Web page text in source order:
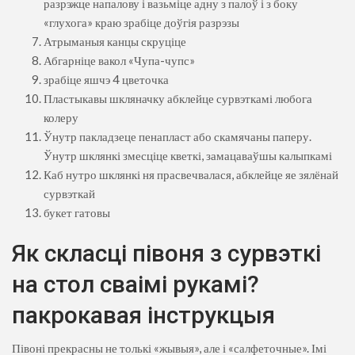
разрэжце напалову і вазьміце адну з палоў і з боку
«глухога» краю зрабіце доўгія разрэзы
Атрыманыя канцы скруціце
Абгарніце вакол «Чупа-чупс»
зрабіце яшчэ 4 цветочка
Пластыкавы шкляначку абклейце сурвэткамі любога
колеру
Ўнутр пакладзеце пенапласт або скамячаны паперу.
Ўнутр шклянкі змесціце кветкі, замацаваўшы калыпкамі
Каб нутро шклянкі ня прасвечвалася, абклейце яе зялёнай
сурвэткай
букет гатовы
Як скласці півоня з сурвэткі
на стол сваімі рукамі?
пакрокавая інструкцыя
Півоні прекрасны не толькі «жывыя», але і «салфеточные». Імі